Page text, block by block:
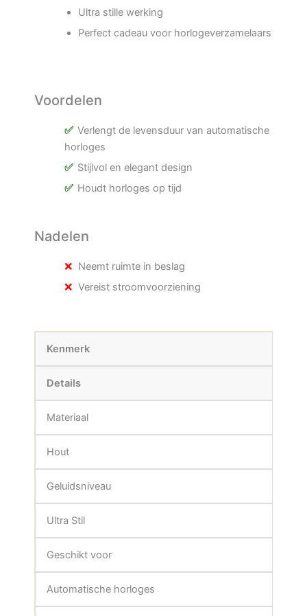
Ultra stille werking
Perfect cadeau voor horlogeverzamelaars
Voordelen
Verlengt de levensduur van automatische
horloges
Stijlvol en elegant design
Houdt horloges op tijd
Nadelen
Neemt ruimte in beslag
Vereist stroomvoorziening
Kenmerk
Details
Materiaal
Hout
Geluidsniveau
Ultra Stil
Geschikt voor
Automatische horloges